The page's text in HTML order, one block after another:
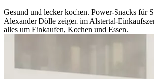
Gesund und lecker kochen. Power-Snacks für
Alexander Dölle zeigen im Alstertal-
alles um Einkaufen, Kochen und Essen.